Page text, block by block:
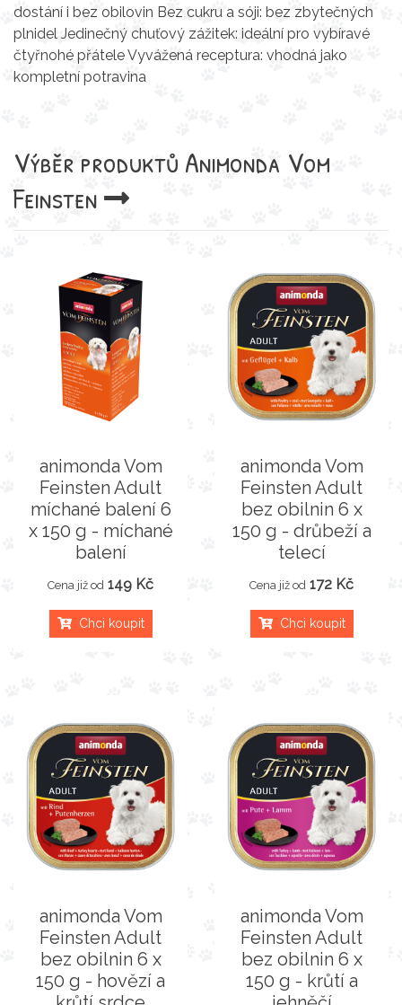
dostání i bez obilovin Bez cukru a sóji: bez zbytečných
plnidel Jedinečný chuťový zážitek: ideální pro vybíravé
čtyřnohé přátele Vyvážená receptura: vhodná jako
kompletní potravina
Výběr produktů Animonda Vom
Feinsten
animonda Vom
Feinsten Adult
míchané balení 6
x 150 g - míchané
balení
Cena již od 149 Kč
Chci koupit
animonda Vom
Feinsten Adult
bez obilnin 6 x
150 g - drůbeží a
telecí
Cena již od 172 Kč
Chci koupit
animonda Vom
Feinsten Adult
bez obilnin 6 x
150 g - hovězí a
animonda Vom
Feinsten Adult
bez obilnin 6 x
150 g - krůtí a